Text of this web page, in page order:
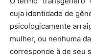
cuja identidade de
psicologicamente
mulher, ou nenhuma
corresponde à de seu